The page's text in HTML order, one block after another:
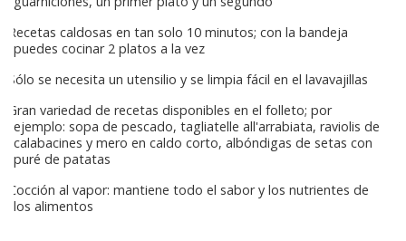
Recetas caldosas en tan solo 10 minutos; con la bandeja
puedes cocinar 2 platos a la vez
Sólo se necesita un utensilio y se limpia fácil en el lavavajillas
Gran variedad de recetas disponibles en el folleto; por
ejemplo: sopa de pescado, tagliatelle all'arrabiata, raviolis de
calabacines y mero en caldo corto, albóndigas de setas con
puré de patatas
Cocción al vapor: mantiene todo el sabor y los nutrientes de
los alimentos